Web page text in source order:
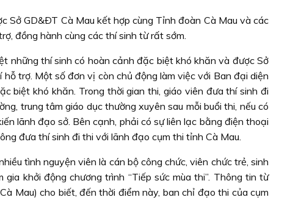
Sở GD&ÐT Cà Mau kết hợp cùng Tỉnh đoàn Cà Mau và các
đồng hành cùng các thí sinh từ rất sớm.
những thí sinh có hoàn cảnh đặc biệt khó khăn và được Sở
trợ. Một số đơn vị còn chủ động làm việc với Ban đại diện
biệt khó khăn. Trong thời gian thi, giáo viên đưa thí sinh đi
trung tâm giáo dục thường xuyên sau mỗi buổi thi, nếu có
lãnh đạo sở. Bên cạnh, phải có sự liên lạc bằng điện thoại
đưa thí sinh đi thi với lãnh đạo cụm thi tỉnh Cà Mau.
tình nguyện viên là cán bộ công chức, viên chức trẻ, sinh
khởi động chương trình “Tiếp sức mùa thi”. Thông tin từ
Mau) cho biết, đến thời điểm này, ban chỉ đạo thi của cụm